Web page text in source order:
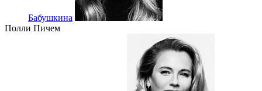
Бабушкина
Полли Пичем